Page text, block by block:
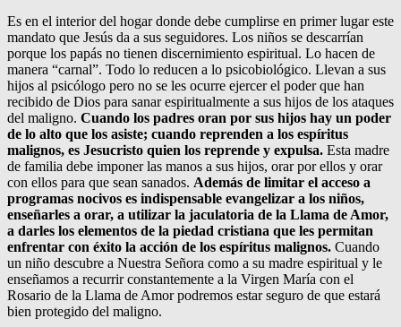
Es en el interior del hogar donde debe cumplirse en primer lugar este
mandato que Jesús da a sus seguidores. Los niños se descarrían
porque los papás no tienen discernimiento espiritual. Lo hacen de
manera “carnal”. Todo lo reducen a lo psicobiológico. Llevan a sus
hijos al psicólogo pero no se les ocurre ejercer el poder que han
recibido de Dios para sanar espiritualmente a sus hijos de los ataques
del maligno. Cuando los padres oran por sus hijos hay un poder
de lo alto que los asiste; cuando reprenden a los espíritus
malignos, es Jesucristo quien los reprende y expulsa. Esta madre
de familia debe imponer las manos a sus hijos, orar por ellos y orar
con ellos para que sean sanados. Además de limitar el acceso a
programas nocivos es indispensable evangelizar a los niños,
enseñarles a orar, a utilizar la jaculatoria de la Llama de Amor,
a darles los elementos de la piedad cristiana que les permitan
enfrentar con éxito la acción de los espíritus malignos. Cuando
un niño descubre a Nuestra Señora como a su madre espiritual y le
enseñamos a recurrir constantemente a la Virgen María con el
Rosario de la Llama de Amor podremos estar seguro de que estará
bien protegido del maligno.